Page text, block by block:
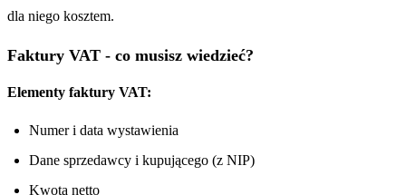
dla niego kosztem.
Faktury VAT - co musisz wiedzieć?
Elementy faktury VAT:
Numer i data wystawienia
Dane sprzedawcy i kupującego (z NIP)
Kwota netto